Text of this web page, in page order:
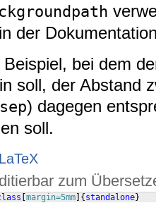
der
bei dem
soll, der Abstand
) dagegen
soll.
zum
margin=5mm { standalone}